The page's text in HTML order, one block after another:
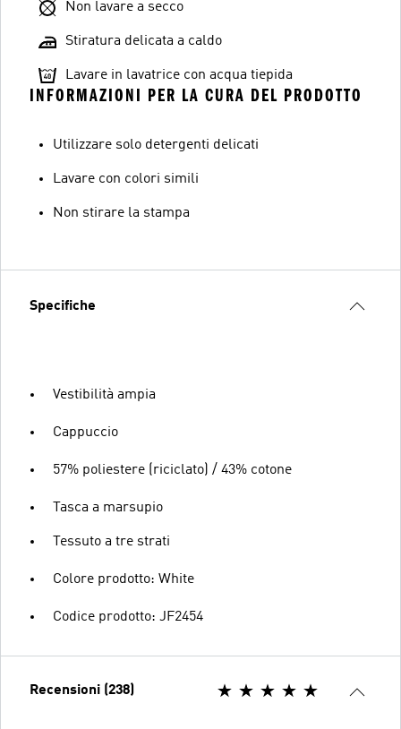
Non lavare a secco
Stiratura delicata a caldo
Lavare in lavatrice con acqua tiepida
INFORMAZIONI PER LA CURA DEL PRODOTTO
Utilizzare solo detergenti delicati
Lavare con colori simili
Non stirare la stampa
Specifiche
Vestibilità ampia
Cappuccio
57% poliestere (riciclato) / 43% cotone
Tasca a marsupio
Tessuto a tre strati
Colore prodotto: White
Codice prodotto: JF2454
Recensioni (238)